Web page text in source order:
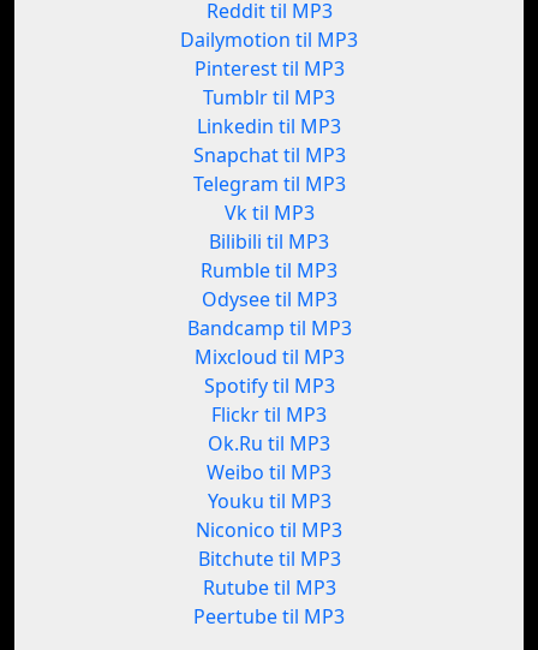
Reddit til MP3
Dailymotion til MP3
Pinterest til MP3
Tumblr til MP3
Linkedin til MP3
Snapchat til MP3
Telegram til MP3
Vk til MP3
Bilibili til MP3
Rumble til MP3
Odysee til MP3
Bandcamp til MP3
Mixcloud til MP3
Spotify til MP3
Flickr til MP3
Ok.Ru til MP3
Weibo til MP3
Youku til MP3
Niconico til MP3
Bitchute til MP3
Rutube til MP3
Peertube til MP3